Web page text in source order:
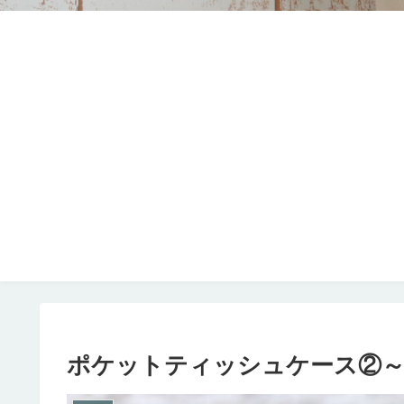
ポケットティッシュケース②